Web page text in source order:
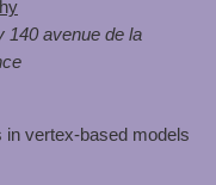
140 avenue de la
vertex-based models